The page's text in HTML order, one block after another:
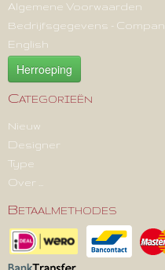
Algemene Voorwaarden
Bedrijfsgegevens -
English
Herroeping
Categorieën
Nieuw
Designer
Type
Over ...
Betaalmethodes